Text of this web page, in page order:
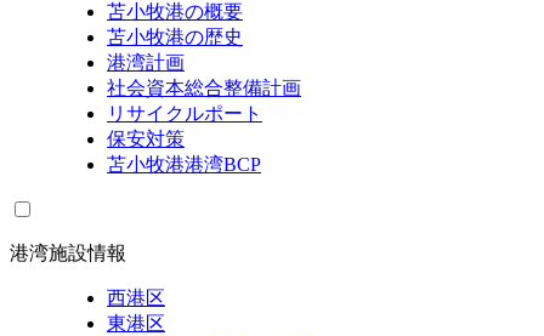
苫小牧港の概要
苫小牧港の歴史
港湾計画
社会資本総合整備計画
リサイクルポート
保安対策
苫小牧港港湾BCP
港湾施設情報
西港区
東港区